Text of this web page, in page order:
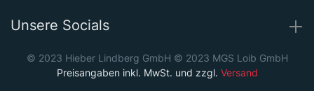
Unsere Socials
© 2023 Hieber Lindberg GmbH © 2023 MGS Loib GmbH
Preisangaben inkl. MwSt. und zzgl. Versand